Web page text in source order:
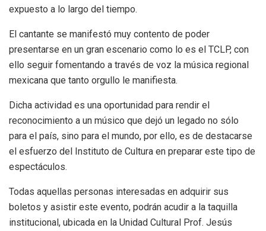
expuesto a lo largo del tiempo.
El cantante se manifestó muy contento de poder
presentarse en un gran escenario como lo es el TCLP, con
ello seguir fomentando a través de voz la música regional
mexicana que tanto orgullo le manifiesta.
Dicha actividad es una oportunidad para rendir el
reconocimiento a un músico que dejó un legado no sólo
para el país, sino para el mundo, por ello, es de destacarse
el esfuerzo del Instituto de Cultura en preparar este tipo de
espectáculos.
Todas aquellas personas interesadas en adquirir sus
boletos y asistir este evento, podrán acudir a la taquilla
institucional, ubicada en la Unidad Cultural Prof. Jesús